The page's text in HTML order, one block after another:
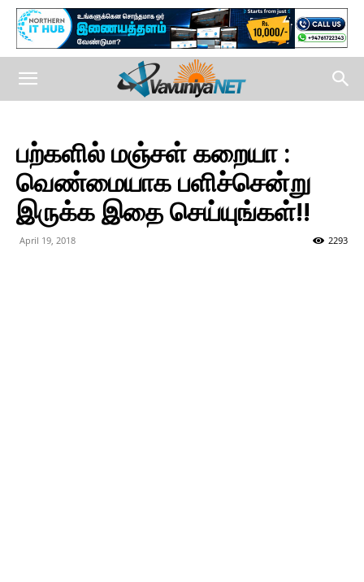
பற்களில் மஞ்சள் கறையா :
வெண்மையாக பளிச்சென்று
இருக்க இதை செய்யுங்கள்!!
April 19, 2018 2293